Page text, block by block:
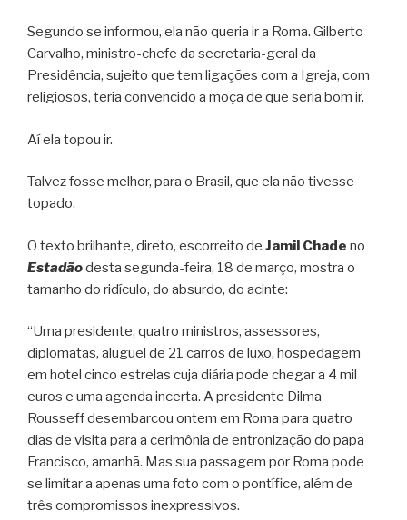
Segundo se informou, ela não queria ir a Roma. Gilberto
Carvalho, ministro-chefe da secretaria-geral da
Presidência, sujeito que tem ligações com a Igreja, com
religiosos, teria convencido a moça de que seria bom ir.
Aí ela topou ir.
Talvez fosse melhor, para o Brasil, que ela não tivesse
topado.
O texto brilhante, direto, escorreito de Jamil Chade no
Estadãodesta segunda-feira, 18 de março, mostra o
tamanho do ridículo, do absurdo, do acinte:
“Uma presidente, quatro ministros, assessores,
diplomatas, aluguel de 21 carros de luxo, hospedagem
em hotel cinco estrelas cuja diária pode chegar a 4 mil
euros e uma agenda incerta. A presidente Dilma
Rousseff desembarcou ontem em Roma para quatro
dias de visita para a cerimônia de entronização do papa
Francisco, amanhã. Mas sua passagem por Roma pode
se limitar a apenas uma foto com o pontífice, além de
três compromissos inexpressivos.